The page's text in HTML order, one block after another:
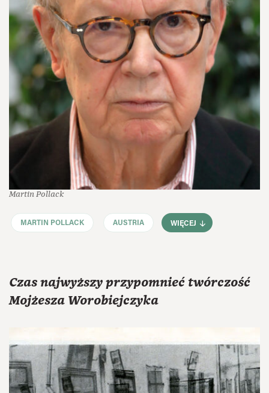
Martin Pollack
MARTIN POLLACK AUSTRIA WIĘCEJ
Czas najwyższy przypomnieć twórczość
Mojżesza Worobiejczyka